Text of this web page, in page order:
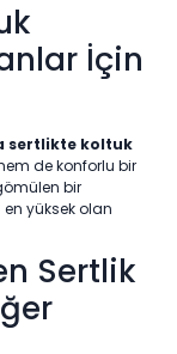
İçin
sertlikte koltuk
de konforlu bir
bir
en yüksek olan
Sertlik